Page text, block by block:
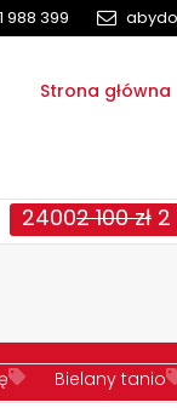
988 399
Strona główna
24002 100zł 2
Bielany tanio